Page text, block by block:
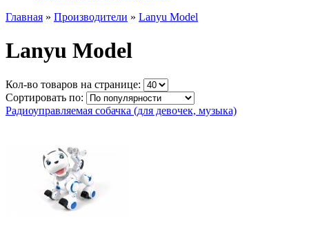
Главная » Производители » Lanyu Model
Lanyu Model
Кол-во товаров на странице:
Сортировать по:
Радиоуправляемая собачка (для девочек, музыка)